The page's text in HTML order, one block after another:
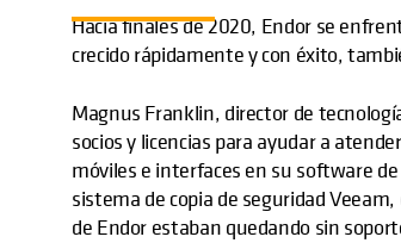
Hacia finales de 2020, Endor se
crecido rápidamente y con éxito,
Magnus Franklin, director de
socios y licencias para ayudar a
móviles e interfaces en su software
sistema de copia de seguridad
de Endor estaban quedando sin